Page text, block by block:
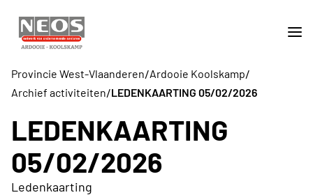
Provincie West-Vlaanderen/Ardooie Koolskamp/
Archief activiteiten/LEDENKAARTING 05/02/2026
LEDENKAARTING
05/02/2026
Ledenkaarting